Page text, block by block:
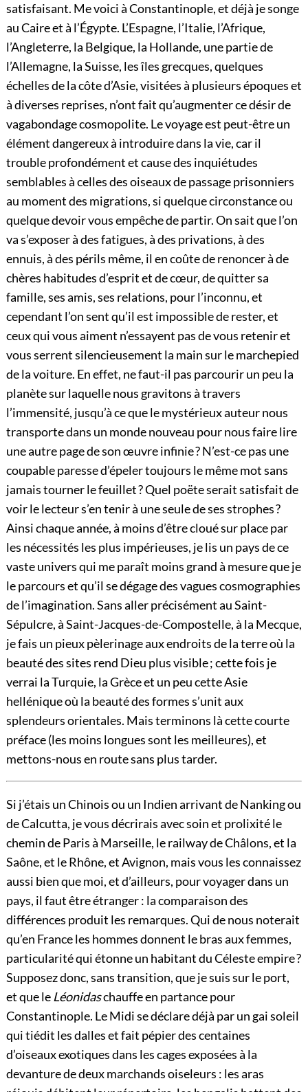
satisfaisant. Me voici à Constantinople, et déjà je songe
au Caire et à l’Égypte. L’Espagne, l’Italie, l’Afrique,
l’Angleterre, la Belgique, la Hollande, une partie de
l’Allemagne, la Suisse, les îles grecques, quelques
échelles de la côte d’Asie, visitées à plusieurs époques et
à diverses reprises, n’ont fait qu’augmenter ce désir de
vagabondage cosmopolite. Le voyage est peut-être un
élément dangereux à introduire dans la vie, car il
trouble profondément et cause des inquiétudes
semblables à celles des oiseaux de passage prisonniers
au moment des migrations, si quelque circonstance ou
quelque devoir vous empêche de partir. On sait que l’on
va s’exposer à des fatigues, à des privations, à des
ennuis, à des périls même, il en coûte de renoncer à de
chères habitudes d’esprit et de cœur, de quitter sa
famille, ses amis, ses relations, pour l’inconnu, et
cependant l’on sent qu’il est impossible de rester, et
ceux qui vous aiment n’essayent pas de vous retenir et
vous serrent silencieusement la main sur le marchepied
de la voiture. En effet, ne faut-il pas parcourir un peu la
planète sur laquelle nous gravitons à travers
l’immensité, jusqu’à ce que le mystérieux auteur nous
transporte dans un monde nouveau pour nous faire lire
une autre page de son œuvre infinie ? N’est-ce pas une
coupable paresse d’épeler toujours le même mot sans
jamais tourner le feuillet ? Quel poëte serait satisfait de
voir le lecteur s’en tenir à une seule de ses strophes ?
Ainsi chaque année, à moins d’être cloué sur place par
les nécessités les plus impérieuses, je lis un pays de ce
vaste univers qui me paraît moins grand à mesure que je
le parcours et qu’il se dégage des vagues cosmographies
de l’imagination. Sans aller précisément au Saint-
Sépulcre, à Saint-Jacques-de-Compostelle, à la Mecque,
je fais un pieux pèlerinage aux endroits de la terre où la
beauté des sites rend Dieu plus visible ; cette fois je
verrai la Turquie, la Grèce et un peu cette Asie
hellénique où la beauté des formes s’unit aux
splendeurs orientales. Mais terminons là cette courte
préface (les moins longues sont les meilleures), et
mettons-nous en route sans plus tarder.
Si j’étais un Chinois ou un Indien arrivant de Nanking ou
de Calcutta, je vous décrirais avec soin et prolixité le
chemin de Paris à Marseille, lerailwayde Châlons, et la
Saône, et le Rhône, et Avignon, mais vous les connaissez
aussi bien que moi, et d’ailleurs, pour voyager dans un
pays, il faut être étranger : la comparaison des
différences produit les remarques. Qui de nous noterait
qu’en France les hommes donnent le bras aux femmes,
particularité qui étonne un habitant du Céleste empire ?
Supposez donc, sans transition, que je suis sur le port,
et que leLéonidaschauffe en partance pour
Constantinople. Le Midi se déclare déjà par un gai soleil
qui tiédit les dalles et fait pépier des centaines
d’oiseaux exotiques dans les cages exposées à la
devanture de deux marchands oiseleurs : les aras